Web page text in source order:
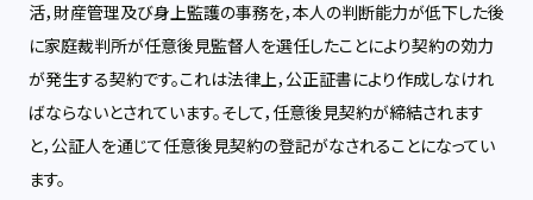
活，財産管理及び身上監護の事務を，本人の判断能力が低下した後
に家庭裁判所が任意後見監督人を選任したことにより契約の効力
が発生する契約です。これは法律上，公正証書により作成しなけれ
ばならないとされています。そして，任意後見契約が締結されます
と，公証人を通じて任意後見契約の登記がなされることになってい
ます。